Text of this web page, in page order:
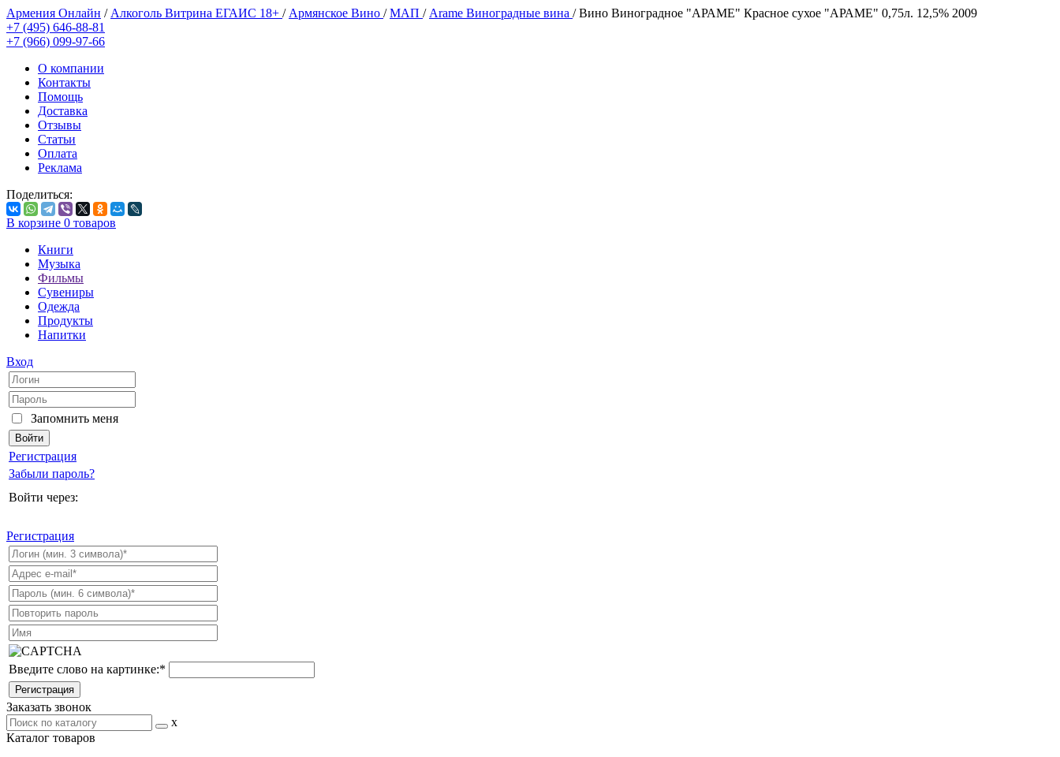
Армения Онлайн / Алкоголь Витрина ЕГАИС 18+ / Армянское Вино /МАП / Arame Виноградные вина /Вино Виноградное "АРАМЕ" Красное сухое "АРАМЕ" 0,75л. 12,5% 2009
+7 (495) 646-88-81
+7 (966) 099-97-66
О компании
Контакты
Помощь
Доставка
Отзывы
Статьи
Оплата
Реклама
Поделиться:
В корзине 0 товаров
Книги
Музыка
Фильмы
Сувениры
Одежда
Продукты
Напитки
Вход
Запомнить меня
Регистрация
Забыли пароль?
Войти через:
Регистрация
Введите слово на картинке:*
Заказать звонок
x
Каталог товаров